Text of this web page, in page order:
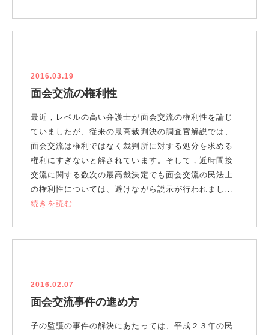
2016.03.19
面会交流の権利性
最近，レベルの高い弁護士が面会交流の権利性を論じ
ていましたが、従来の最高裁判決の調査官解説では、
面会交流は権利ではなく裁判所に対する処分を求める
権利にすぎないと解されています。そして，近時間接
交流に関する数次の最高裁決定でも面会交流の民法上
の権利性については、避けながら説示が行われまし…
続きを読む
2016.02.07
面会交流事件の進め方
子の監護の事件の解決にあたっては、平成２３年の民